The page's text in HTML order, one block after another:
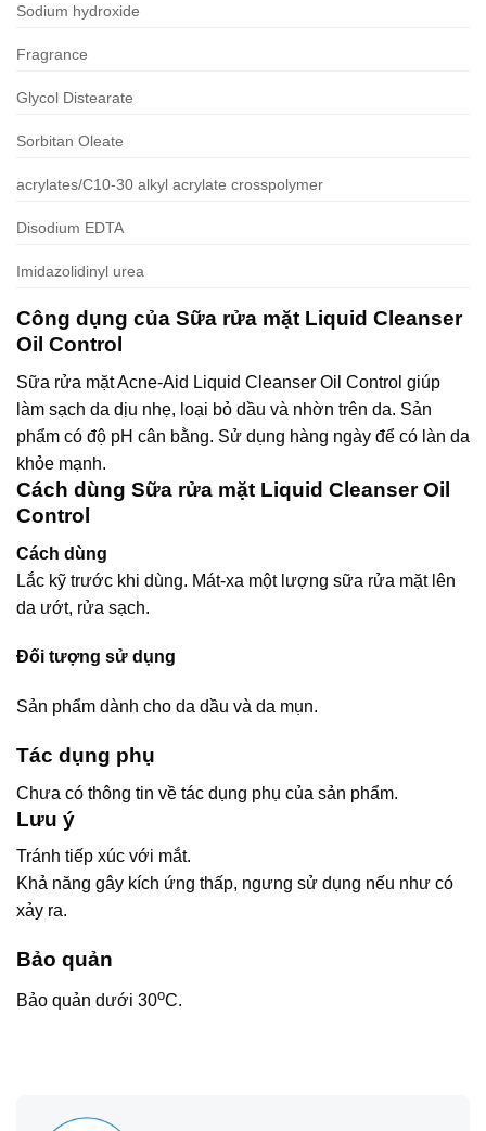
Sodium hydroxide
Fragrance
Glycol Distearate
Sorbitan Oleate
acrylates/C10-30 alkyl acrylate crosspolymer
Disodium EDTA
Imidazolidinyl urea
Công dụng của Sữa rửa mặt Liquid Cleanser
Oil Control
Sữa rửa mặt Acne-Aid Liquid Cleanser Oil Control giúp
làm sạch da dịu nhẹ, loại bỏ dầu và nhờn trên da. Sản
phẩm có độ pH cân bằng. Sử dụng hàng ngày để có làn da
khỏe mạnh.
Cách dùng Sữa rửa mặt Liquid Cleanser Oil
Control
Cách dùng
Lắc kỹ trước khi dùng. Mát-xa một lượng sữa rửa mặt lên
da ướt, rửa sạch.
Đối tượng sử dụng
Sản phẩm dành cho da dầu và da mụn.
Tác dụng phụ
Chưa có thông tin về tác dụng phụ của sản phẩm.
Lưu ý
Tránh tiếp xúc với mắt.
Khả năng gây kích ứng thấp, ngưng sử dụng nếu như có
xảy ra.
Bảo quản
Bảo quản dưới 30oC.